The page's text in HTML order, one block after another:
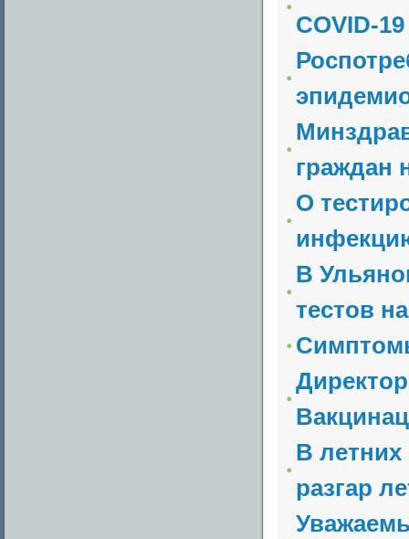
COVID-19
граждан
О
В
тестов
В
разгар